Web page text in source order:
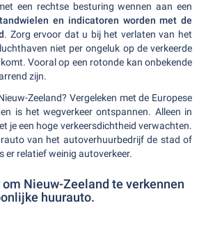
een rechtse besturing wennen aan een
tandwielen en indicatoren worden met de
. Zorg ervoor dat u bij het verlaten van het
niet per ongeluk op de verkeerde
Vooral op een rotonde kan onbekende
zijn.
Zeeland? Vergeleken met de Europese
is het wegverkeer ontspannen. Alleen in
je een hoge verkeersdichtheid verwachten.
van het autoverhuurbedrijf de stad of
er relatief weinig autoverkeer.
Nieuw-Zeeland te verkennen
huurauto.